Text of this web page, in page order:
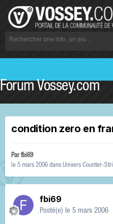
Forum Vossey.com
condition zero en
Parfbi69
le 5 mars 2006 dans Univers Counter-
fbi69
Posté(e) le 5 mars 2006